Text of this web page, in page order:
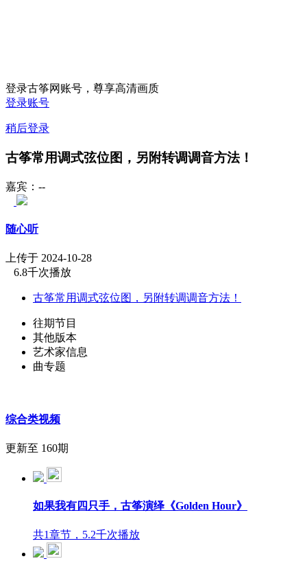
登录古筝网账号，尊享高清画质
登录账号
稍后登录
古筝常用调式弦位图，另附转调调音方法！
嘉宾：--
随心听
上传于 2024-10-28
6.8千次播放
古筝常用调式弦位图，另附转调调音方法！
往期节目
其他版本
艺术家信息
曲专题
综合类视频
更新至 160期
如果我有四只手，古筝演绎《Golden Hour》
共1章节，5.2千次播放